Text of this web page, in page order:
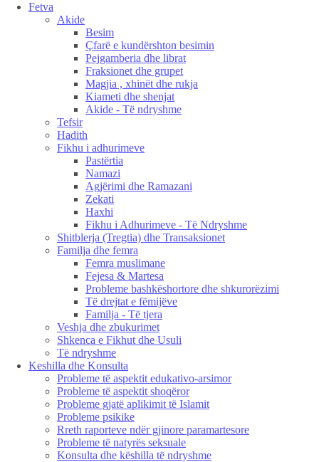
Fetva
Akide
Besim
Çfarë e kundërshton besimin
Pejgamberia dhe librat
Fraksionet dhe grupet
Magjia , xhinët dhe rukja
Kiameti dhe shenjat
Akide - Të ndryshme
Tefsir
Hadith
Fikhu i adhurimeve
Pastërtia
Namazi
Agjërimi dhe Ramazani
Zekati
Haxhi
Fikhu i Adhurimeve - Të Ndryshme
Shitblerja (Tregtia) dhe Transaksionet
Familja dhe femra
Femra muslimane
Fejesa & Martesa
Probleme bashkëshortore dhe shkurorëzimi
Të drejtat e fëmijëve
Familja - Të tjera
Veshja dhe zbukurimet
Shkenca e Fikhut dhe Usuli
Të ndryshme
Keshilla dhe Konsulta
Probleme të aspektit edukativo-arsimor
Probleme të aspektit shoqëror
Probleme gjatë aplikimit të Islamit
Probleme psikike
Rreth raporteve ndër gjinore paramartesore
Probleme të natyrës seksuale
Konsulta dhe këshilla të ndryshme